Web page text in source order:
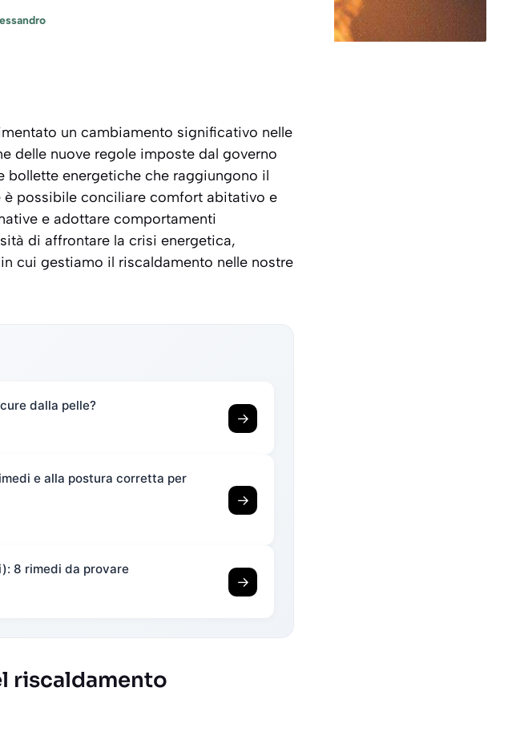
un cambiamento significativo nelle
delle nuove regole imposte dal governo
energetiche che raggiungono il
è possibile conciliare comfort abitativo e
e adottare comportamenti
di affrontare la crisi energetica,
cui gestiamo il riscaldamento nelle nostre
dalla pelle?
→
e alla postura corretta per
→
8 rimedi da provare
→
riscaldamento